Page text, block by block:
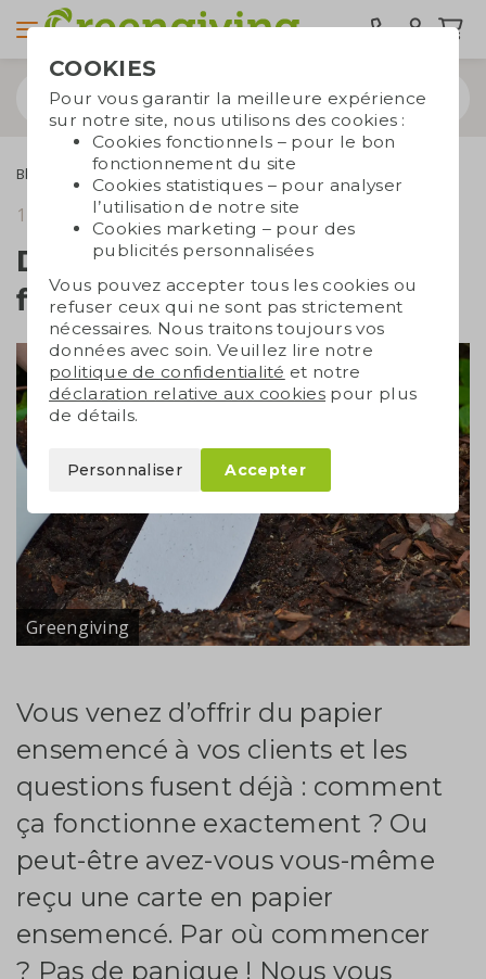
Blogs
17 août 2021 temps de lecture 3 min.
Du papier ensemencé aux
fleurs en 5 étapes
Greengiving
Vous venez d’offrir du papier
ensemencé à vos clients et les
questions fusent déjà : comment
ça fonctionne exactement ? Ou
peut-être avez-vous vous-même
reçu une carte en papier
ensemencé. Par où commencer
? Pas de panique ! Nous vous
COOKIES
Pour vous garantir la meilleure expérience
sur notre site, nous utilisons des cookies :
Cookies fonctionnels – pour le bon
fonctionnement du site
Cookies statistiques – pour analyser
l’utilisation de notre site
Cookies marketing – pour des
publicités personnalisées
Vous pouvez accepter tous les cookies ou
refuser ceux qui ne sont pas strictement
nécessaires. Nous traitons toujours vos
données avec soin. Veuillez lire notre
politique de confidentialité et notre
déclaration relative aux cookies pour plus
de détails.
Personnaliser Accepter